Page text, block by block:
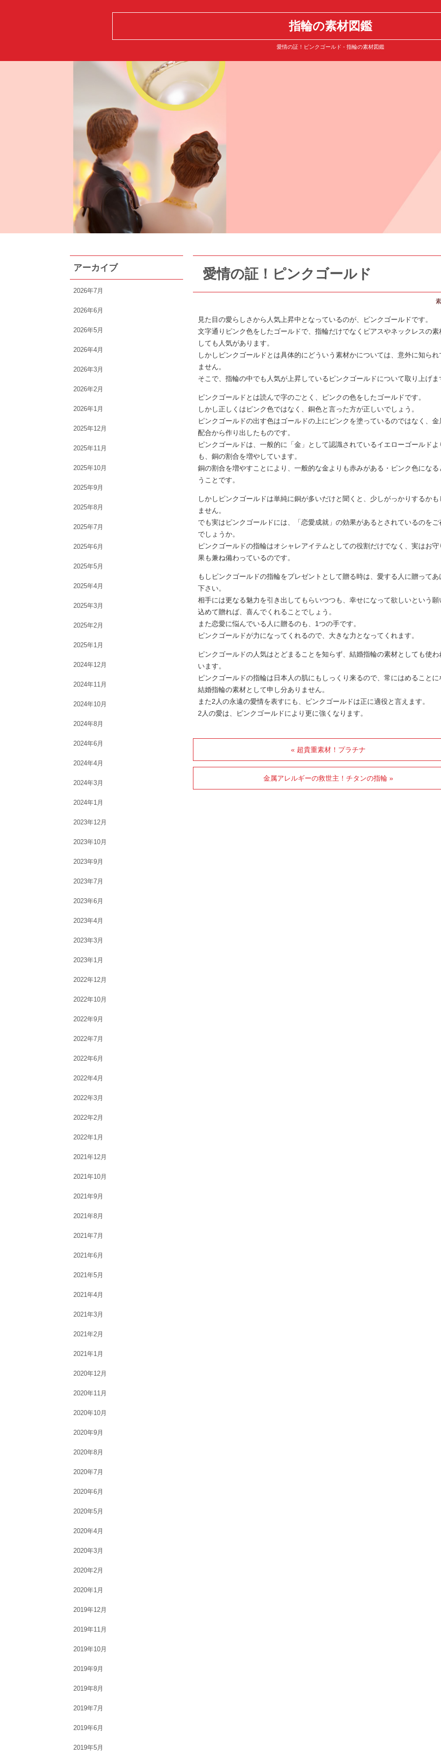
指輪の素材図鑑
愛情の証！ピンクゴールド - 指輪の素材図鑑
愛情の証！ピンクゴールド
見た目の愛らしさから人気上昇中となっているのが、ピンクゴールドです。
文字通りピンク色をしたゴールドで、指輪だけでなくピアスやネックレスの素
しても人気があります。
しかしピンクゴールドとは具体的にどういう素材かについては、意外に知られ
ません。
そこで、指輪の中でも人気が上昇しているピンクゴールドについて取り上げま
ピンクゴールドとは読んで字のごとく、ピンクの色をしたゴールドです。
しかし正しくはピンク色ではなく、銅色と言った方が正しいでしょう。
ピンクゴールドの出す色はゴールドの上にピンクを塗っているのではなく、金
配合から作り出したものです。
ピンクゴールドは、一般的に「金」として認識されているイエローゴールドよ
も、銅の割合を増やしています。
銅の割合を増やすことにより、一般的な金よりも赤みがある・ピンク色になる
うことです。
しかしピンクゴールドは単純に銅が多いだけと聞くと、少しがっかりするかも
ません。
でも実はピンクゴールドには、「恋愛成就」の効果があるとされているのをご
でしょうか。
ピンクゴールドの指輪はオシャレアイテムとしての役割だけでなく、実はお守
果も兼ね備わっているのです。
もしピンクゴールドの指輪をプレゼントとして贈る時は、愛する人に贈ってあ
下さい。
相手には更なる魅力を引き出してもらいつつも、幸せになって欲しいという願
込めて贈れば、喜んでくれることでしょう。
また恋愛に悩んでいる人に贈るのも、1つの手です。
ピンクゴールドが力になってくれるので、大きな力となってくれます。
ピンクゴールドの人気はとどまることを知らず、結婚指輪の素材としても使わ
います。
ピンクゴールドの指輪は日本人の肌にもしっくり来るので、常にはめることに
結婚指輪の素材として申し分ありません。
また2人の永遠の愛情を表すにも、ピンクゴールドは正に適役と言えます。
2人の愛は、ピンクゴールドにより更に強くなります。
« 超貴重素材！プラチナ
金属アレルギーの救世主！チタンの指輪 »
アーカイブ
2026年7月
2026年6月
2026年5月
2026年4月
2026年3月
2026年2月
2026年1月
2025年12月
2025年11月
2025年10月
2025年9月
2025年8月
2025年7月
2025年6月
2025年5月
2025年4月
2025年3月
2025年2月
2025年1月
2024年12月
2024年11月
2024年10月
2024年8月
2024年6月
2024年4月
2024年3月
2024年1月
2023年12月
2023年10月
2023年9月
2023年7月
2023年6月
2023年4月
2023年3月
2023年1月
2022年12月
2022年10月
2022年9月
2022年7月
2022年6月
2022年4月
2022年3月
2022年2月
2022年1月
2021年12月
2021年10月
2021年9月
2021年8月
2021年7月
2021年6月
2021年5月
2021年4月
2021年3月
2021年2月
2021年1月
2020年12月
2020年11月
2020年10月
2020年9月
2020年8月
2020年7月
2020年6月
2020年5月
2020年4月
2020年3月
2020年2月
2020年1月
2019年12月
2019年11月
2019年10月
2019年9月
2019年8月
2019年7月
2019年6月
2019年5月